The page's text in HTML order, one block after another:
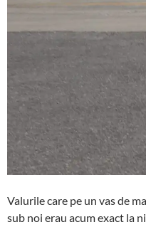
Valurile care pe un vas de
sub noi erau acum exact la